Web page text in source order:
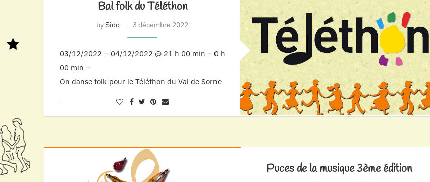
Bal folk du Téléthon
bySido 3 décembre 2022
03/12/2022 – 04/12/2022 @ 21 h 00 min – 0 h
00 min –
On danse folk pour le Téléthon du Val de Sorne
Puces de la musique 3ème édition